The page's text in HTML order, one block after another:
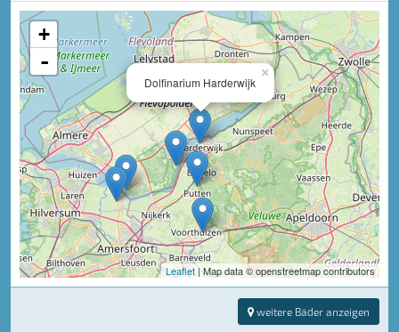
×
Dolfinarium Harderwijk
+
-
Leaflet| Map data © openstreetmap contributors
weitere Bäder anzeigen